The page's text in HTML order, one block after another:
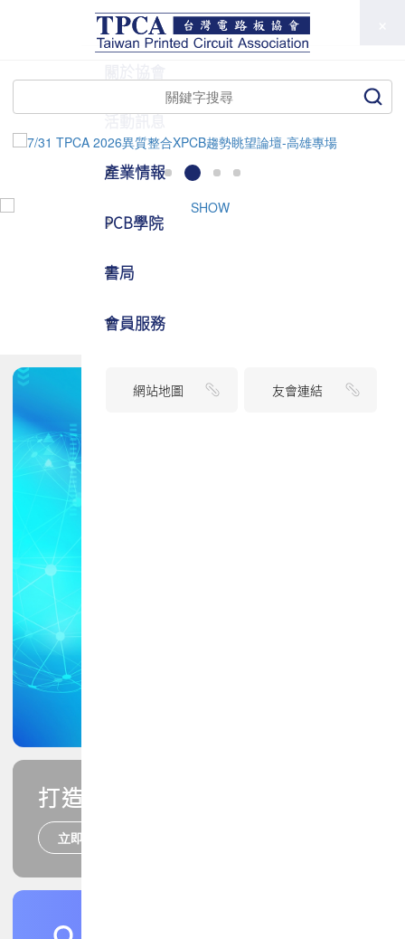
打造您的PCB專業技能
立即報名
TPCA
活動訊息
產業情報
PCB學院
書局
會員服務
網站地圖 友會連結